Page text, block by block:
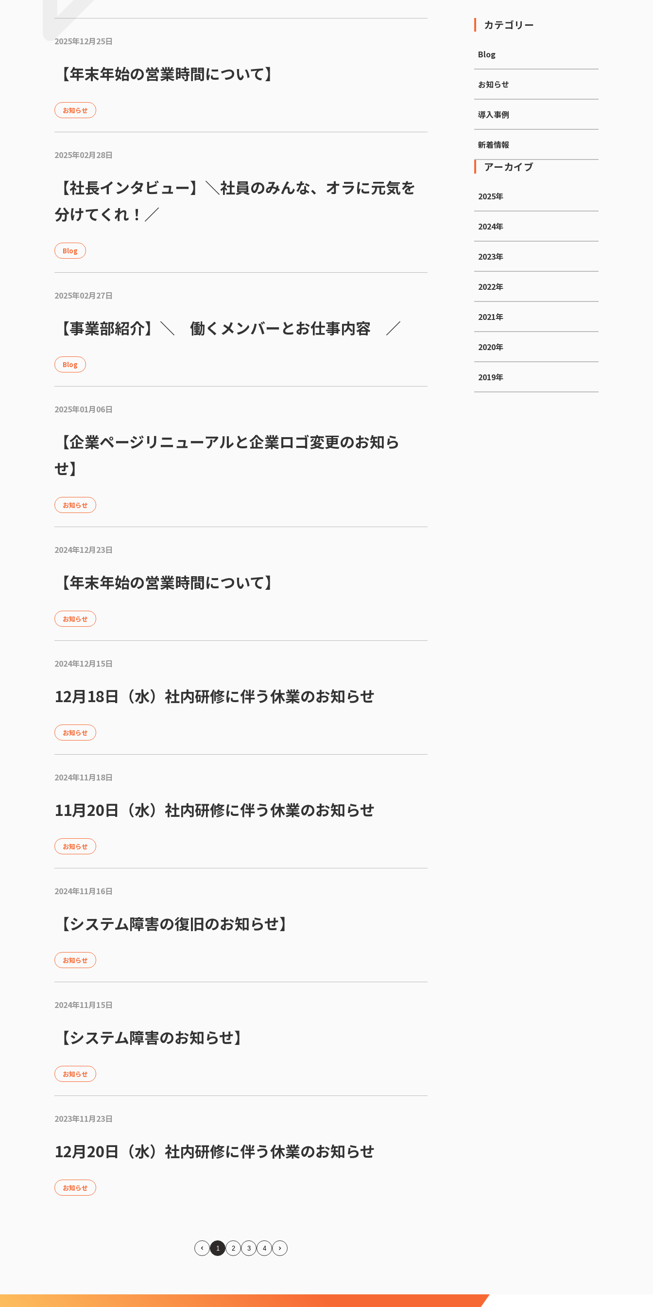
2025年12月25日
【年末年始の営業時間について】
お知らせ
2025年02月28日
【社長インタビュー】＼社員のみんな、オラに元気を
分けてくれ！／
Blog
2025年02月27日
【事業部紹介】＼ 働くメンバーとお仕事内容 ／
Blog
2025年01月06日
【企業ページリニューアルと企業ロゴ変更のお知ら
せ】
お知らせ
2024年12月23日
【年末年始の営業時間について】
お知らせ
2024年12月15日
12月18日（水）社内研修に伴う休業のお知らせ
お知らせ
2024年11月18日
11月20日（水）社内研修に伴う休業のお知らせ
お知らせ
2024年11月16日
【システム障害の復旧のお知らせ】
お知らせ
2024年11月15日
【システム障害のお知らせ】
お知らせ
2023年11月23日
12月20日（水）社内研修に伴う休業のお知らせ
お知らせ
1 2 3 4
カテゴリー
Blog
お知らせ
導入事例
新着情報
アーカイブ
2025年
2024年
2023年
2022年
2021年
2020年
2019年